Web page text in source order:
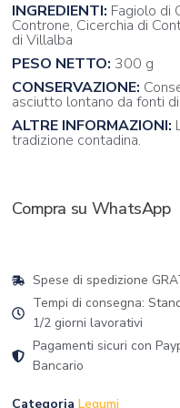
INGREDIENTI: Fagiolo di
Controne, Cicerchia di
di Villalba
PESO NETTO: 300 g
CONSERVAZIONE:
asciutto lontano da fonti
ALTRE INFORMAZIONI:
tradizione contadina.
Compra su WhatsApp
Spese di spedizione
Tempi di consegna:
1/2 giorni lavorativi
Pagamenti sicuri con
Bancario
Categoria Legumi